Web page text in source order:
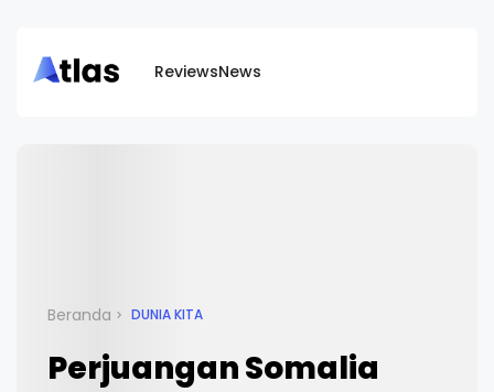
ReviewsNews
Beranda DUNIA KITA
Perjuangan Somalia